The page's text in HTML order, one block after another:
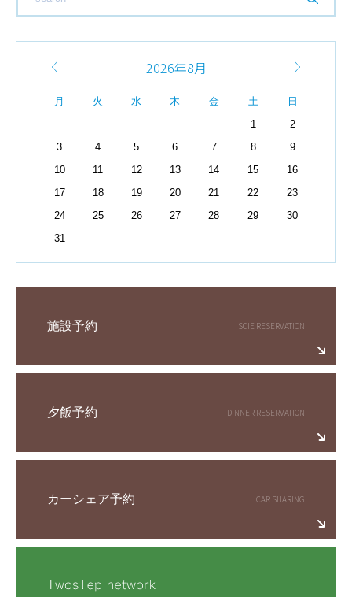
2026年8月
月 火 水 木 金 土
日
1
2
3
4 5 6 7 8
9
10
11 12 13 14 15
16
17
18 19 20 21 22
23
24
25 26 27 28 29
30
31
施設予約
夕飯予約
カーシェア予約